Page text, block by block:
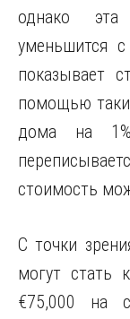
однако
уменьшится
показывает
помощью
дома на
стоимость
С точки
могут стать
€75,000 на